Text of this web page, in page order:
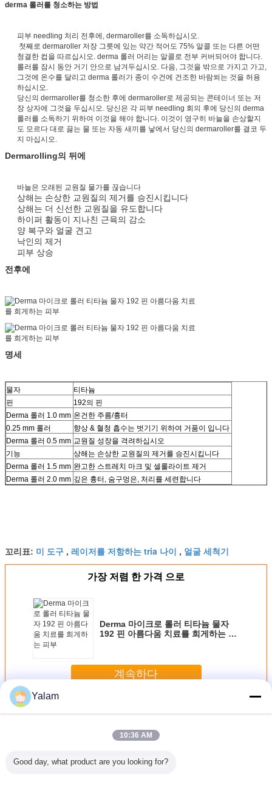
derma 롤러를 청소하는 방법
피부 needling 처리 전후에, dermaroller를 소독하십시오.
첫째로 dermaroller 저장 그릇에 있는 약간 적어도 75% 알콜 또는 다른 어떤
청결한 컵을 따르십시오. derma 롤러 머리는 알콜로 전부 커버되어야 합니다.
롤러를 잠시 동안 거기 안으로 남겨두십시오. 다음, 그것을 밖으로 가지고 가고,
그것에 온수를 달리고 derma 롤러가 종이 수건에 건조한 바람쐬는 것을 허용
하십시오.
당신의 dermaroller를 청소한 후에 dermaroller로 제공되는 콘테이너 또는 저
장 상자에 그것을 두십시오. 당신은 각 피부 needling 회의 후에 당신의 derma
롤러를 소독하기 위하여 이것을 해야 합니다. 이것이 영구히 바늘을 손상할지
도 모르다 대로 끓는 물 또는 자동 새끼를 낳에서 당신의 dermaroller를 결코 두
지 마십시오.
Dermarolling의 뒤에
바늘은 오래된 교원질 물가를 끊습니다
상해는 손상한 교원질의 제거를 승진시킵니다
상해는 더 신선한 교원질을 유도합니다
하이퍼 활동이 지나친 근육의 감소
양 복구와 얼굴 견고
낙인의 제거
피부 상승
전후에
명세
물자
티타늄
핀
192의 핀
Derma 롤러 1.0 mm 온건한 주름/흉터
0.25 mm 롤러
향상 & 혈청 흡수는 벗기기 위하여 거품이 입니다
Derma 롤러 0.5 mm 교원질 성장을 격려하십시오
기능
상해는 손상한 교원질의 제거를 승진시킵니다
Derma 롤러 1.5 mm 완고한 스트레치 마크 및 셀룰라이트 제거
Derma 롤러 2.0 mm 깊은 흉터, 숨구멍은, 처리를 세련합니다
꼬리표: 미 도구 , 레이저를 저항하는 tria 나이 , 얼굴 세척기
가장 저렴 한 가격 으로
Derma 마이크로 롤러 티타늄 물자
192 핀 아름다움 치료를 희게하는 피
계속하다
더 많은 것
Yalam
10:36 AM
Good day, what product are you looking for?